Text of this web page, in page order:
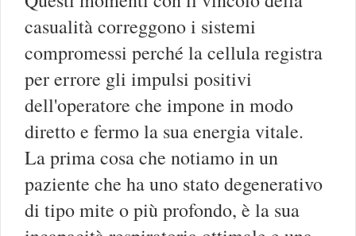
casualità correggono i sistemi
compromessi perché la cellula registra
per errore gli impulsi positivi
dell'operatore che impone in modo
diretto e fermo la sua energia vitale.
La prima cosa che notiamo in un
paziente che ha uno stato degenerativo
di tipo mite o più profondo, è la sua